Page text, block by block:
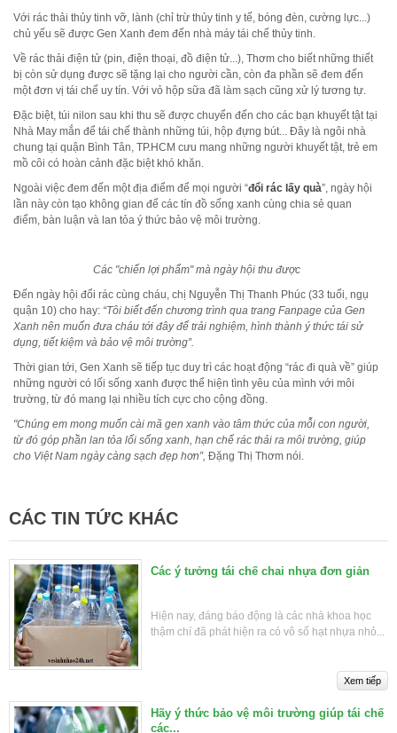
Với rác thải thủy tinh vỡ, lành (chỉ trừ thủy tinh y tế, bóng đèn, cường lực...)
chủ yếu sẽ được Gen Xanh đem đến nhà máy tái chế thủy tinh.
Về rác thải điện tử (pin, điện thoại, đồ điện tử...), Thơm cho biết những thiết
bị còn sử dụng được sẽ tặng lại cho người cần, còn đa phần sẽ đem đến
một đơn vị tái chế uy tín. Với vỏ hộp sữa đã làm sạch cũng xử lý tương tự.
Đặc biệt, túi nilon sau khi thu sẽ được chuyển đến cho các bạn khuyết tật tại
Nhà May mắn để tái chế thành những túi, hộp đựng bút... Đây là ngôi nhà
chung tại quận Bình Tân, TP.HCM cưu mang những người khuyết tật, trẻ em
mồ côi có hoàn cảnh đặc biệt khó khăn.
Ngoài việc đem đến một địa điểm để mọi người “đổi rác lấy quà”, ngày hội
lần này còn tạo không gian để các tín đồ sống xanh cùng chia sẻ quan
điểm, bàn luận và lan tỏa ý thức bảo vệ môi trường.
Các "chiến lợi phẩm" mà ngày hội thu được
Đến ngày hội đổi rác cùng cháu, chị Nguyễn Thị Thanh Phúc (33 tuổi, ngụ
quận 10) cho hay: “Tôi biết đến chương trình qua trang Fanpage của Gen
Xanh nên muốn đưa cháu tới đây để trải nghiệm, hình thành ý thức tái sử
dụng, tiết kiệm và bảo vệ môi trường”.
Thời gian tới, Gen Xanh sẽ tiếp tục duy trì các hoạt động “rác đi quà về” giúp
những người có lối sống xanh được thể hiện tình yêu của mình với môi
trường, từ đó mang lại nhiều tích cực cho cộng đồng.
"Chúng em mong muốn cài mã gen xanh vào tâm thức của mỗi con người,
từ đó góp phần lan tỏa lối sống xanh, hạn chế rác thải ra môi trường, giúp
cho Việt Nam ngày càng sạch đẹp hơn”, Đặng Thị Thơm nói.
CÁC TIN TỨC KHÁC
Các ý tưởng tái chế chai nhựa đơn giản
Hiện nay, đáng báo động là các nhà khoa học
thậm chí đã phát hiện ra có vô số hạt nhựa nhỏ...
Hãy ý thức bảo vệ môi trường giúp tái chế
các...